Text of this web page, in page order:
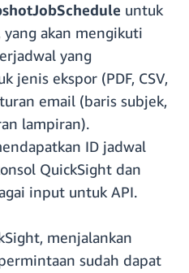
untuk
akan mengikuti
yang
jenis ekspor (PDF, CSV,
email (baris subjek,
lampiran).
ID jadwal
QuickSight dan
input untuk API.
menjalankan
sudah dapat